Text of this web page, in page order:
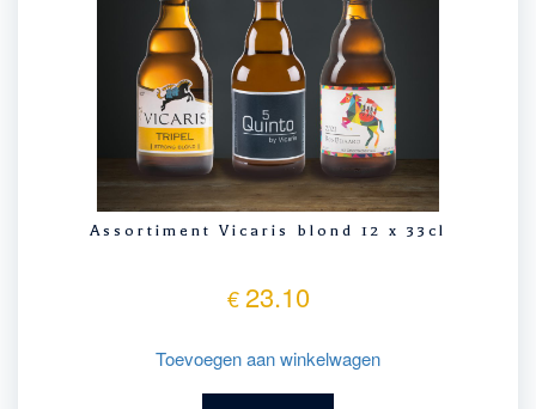
Assortiment Vicaris blond 12 x 33cl
€ 23.10
Toevoegen aan winkelwagen